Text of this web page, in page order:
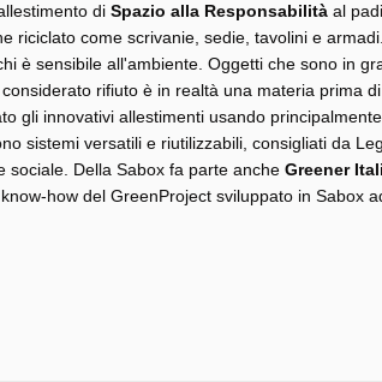
di Spazio alla Responsabilità al
riciclato come scrivanie, sedie, tavolini e
è sensibile all'ambiente. Oggetti che sono in
rifiuto è in realtà una materia prima
gli innovativi allestimenti usando
sistemi versatili e riutilizzabili, consigliati da
sociale. Della Sabox fa parte anche Greener
how del GreenProject sviluppato in Sabox